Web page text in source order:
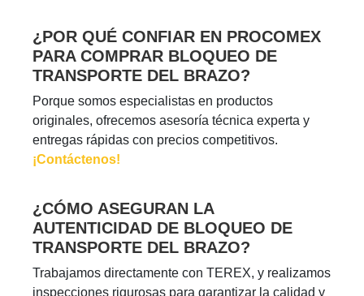
¿POR QUÉ CONFIAR EN PROCOMEX
PARA COMPRAR BLOQUEO DE
TRANSPORTE DEL BRAZO?
Porque somos especialistas en productos
originales, ofrecemos asesoría técnica experta y
entregas rápidas con precios competitivos.
¡Contáctenos!
¿CÓMO ASEGURAN LA
AUTENTICIDAD DE BLOQUEO DE
TRANSPORTE DEL BRAZO?
Trabajamos directamente con TEREX, y realizamos
inspecciones rigurosas para garantizar la calidad y